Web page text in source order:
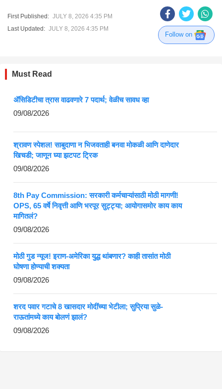
First Published: JULY 8, 2026 4:35 PM
Last Updated: JULY 8, 2026 4:35 PM
Follow on
Must Read
ॲसिडिटीचा त्रास वाढवणारे 7 पदार्थ; वेळीच सावध व्हा
09/08/2026
श्रावण स्पेशल! साबुदाणा न भिजवताही बनवा मोकळी आणि दाणेदार
खिचडी; जाणून घ्या झटपट ट्रिक
09/08/2026
8th Pay Commission: सरकारी कर्मचाऱ्यांसाठी मोठी मागणी!
OPS, 65 वर्षे निवृत्ती आणि भरपूर सुट्ट्या; आयोगासमोर काय काय
मागितलं?
09/08/2026
मोठी गुड न्यूज! इराण-अमेरिका युद्ध थांबणार? काही तासांत मोठी
घोषणा होण्याची शक्यता
09/08/2026
शरद पवार गटाचे 8 खासदार मोदींच्या भेटीला; सुप्रिया सुळे-
राऊतांमध्ये काय बोलणं झालं?
09/08/2026